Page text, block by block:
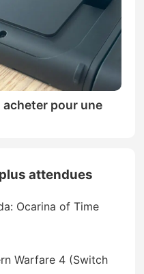
acheter pour une
attendues
Ocarina of Time
Warfare 4 (Switch